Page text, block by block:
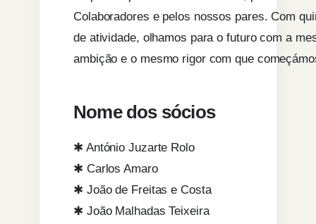
Colaboradores e pelos nossos pares. Com
de atividade, olhamos para o futuro com a
ambição e o mesmo rigor com que
Nome dos sócios
✱ António Juzarte Rolo
✱ Carlos Amaro
✱ João de Freitas e Costa
✱ João Malhadas Teixeira